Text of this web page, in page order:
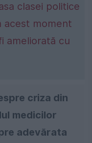
clasei politice
acest moment
ameliorată cu
criza din
medicilor
adevărata